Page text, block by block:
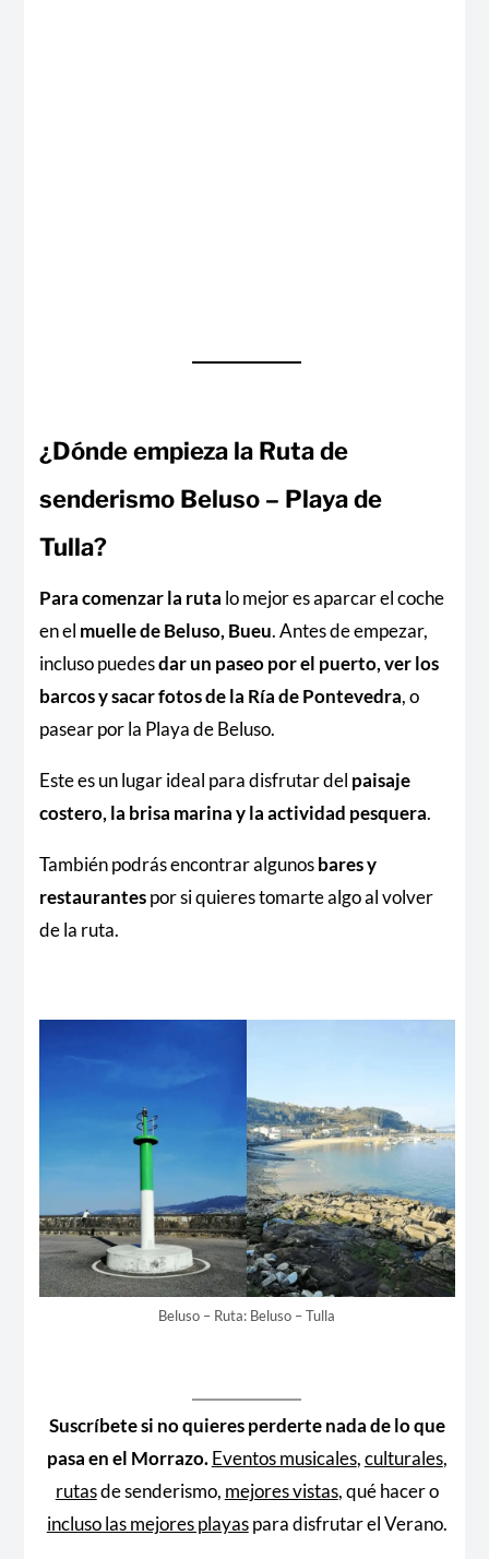
¿Dónde empieza la Ruta de
senderismo Beluso – Playa de
Tulla?
Para comenzar la ruta lo mejor es aparcar el coche
en el muelle de Beluso, Bueu. Antes de empezar,
incluso puedesdar un paseo por el puerto, ver los
barcos y sacar fotos de la Ría de Pontevedra, o
pasear por la Playa de Beluso.
Este es un lugar ideal para disfrutar del paisaje
costero, la brisa marina y la actividad pesquera.
También podrás encontrar algunosbares y
restaurantespor si quieres tomarte algo al volver
de la ruta.
Beluso – Ruta: Beluso – Tulla
Suscríbete si no quieres perderte nada de lo que
pasa en el Morrazo. Eventos musicales,culturales,
rutasde senderismo, mejores vistas, qué hacer o
incluso las mejores playaspara disfrutar el Verano.